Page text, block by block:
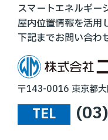
スマートエネルギー
屋内位置情報を活⽤
下記までお問い合わ
〒143-0016 東京都
TEL